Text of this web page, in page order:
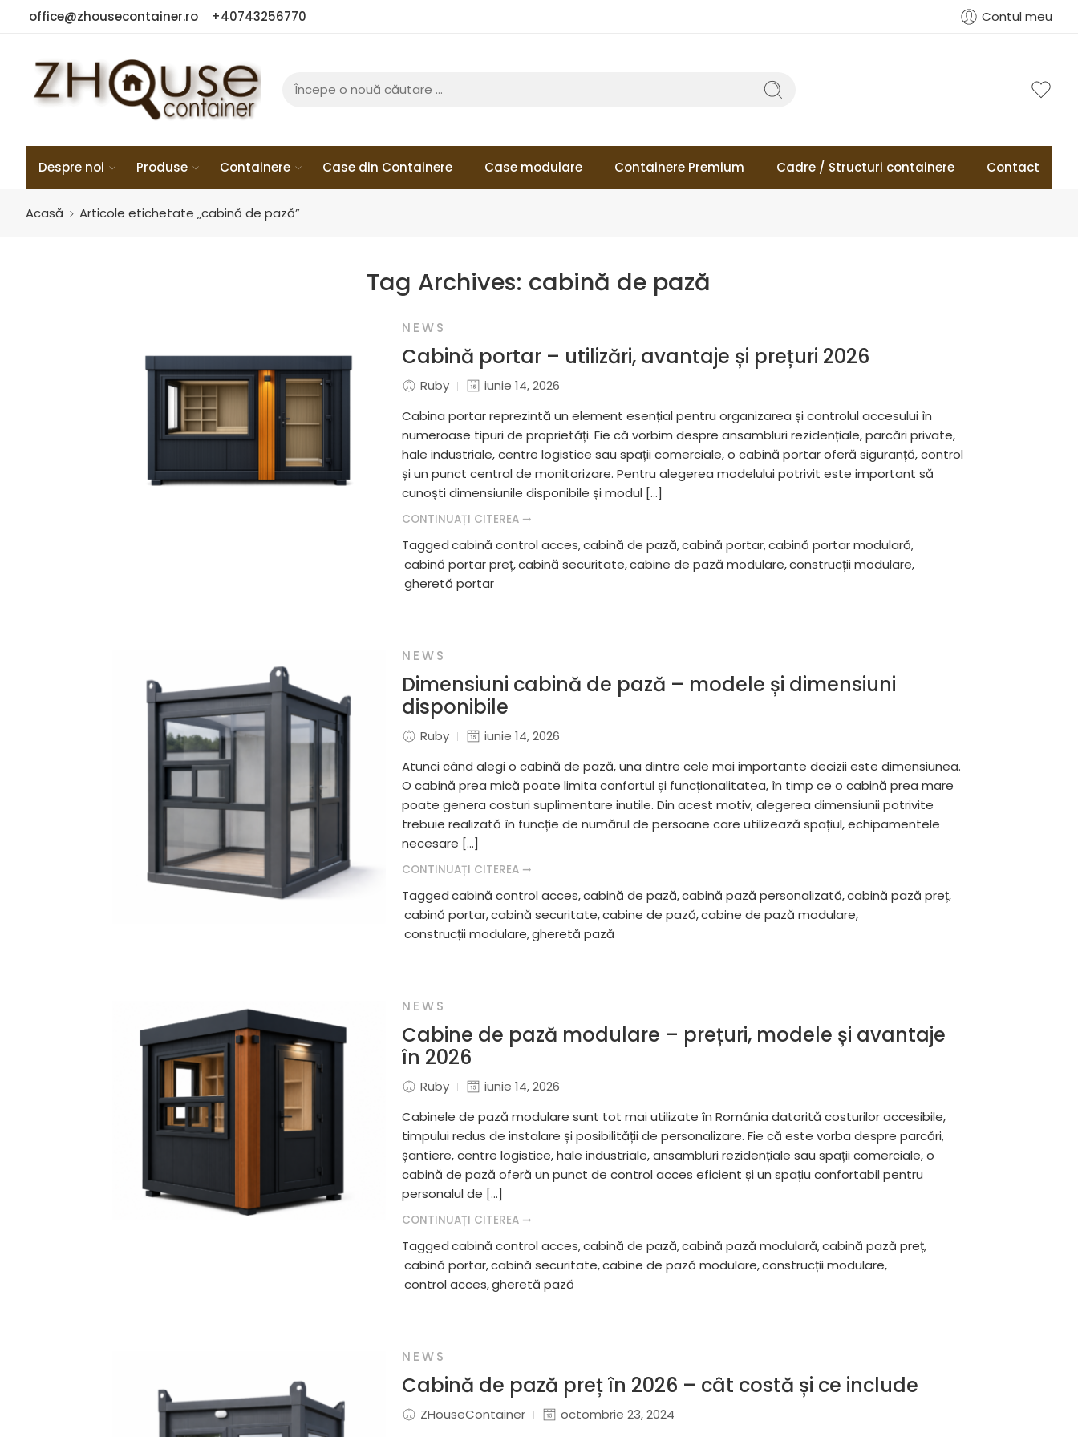
office@zhousecontainer.ro +40743256770 Contul meu
Despre noi Produse Containere Case din Containere Case modulare Containere Premium Cadre / Structuri containere Contact
Acasă Articole etichetate „cabină de pază”
Tag Archives: cabină de pază
NEWS
Cabină portar – utilizări, avantaje și prețuri 2026
Ruby
iunie 14, 2026
Cabina portar reprezintă un element esențial pentru organizarea și controlul accesului în
numeroase tipuri de proprietăți. Fie că vorbim despre ansambluri rezidențiale, parcări private,
hale industriale, centre logistice sau spații comerciale, o cabină portar oferă siguranță, control
și un punct central de monitorizare. Pentru alegerea modelului potrivit este important să
cunoști dimensiunile disponibile și modul […]
CONTINUAȚI CITEREA ➞
Tagged cabină control acces,cabină de pază,cabină portar,cabină portar modulară,
cabină portar preț,cabină securitate,cabine de pază modulare,construcții modulare,
gheretă portar
NEWS
Dimensiuni cabină de pază – modele și dimensiuni
disponibile
Ruby
iunie 14, 2026
Atunci când alegi o cabină de pază, una dintre cele mai importante decizii este dimensiunea.
O cabină prea mică poate limita confortul și funcționalitatea, în timp ce o cabină prea mare
poate genera costuri suplimentare inutile. Din acest motiv, alegerea dimensiunii potrivite
trebuie realizată în funcție de numărul de persoane care utilizează spațiul, echipamentele
necesare […]
CONTINUAȚI CITEREA ➞
Tagged cabină control acces,cabină de pază,cabină pază personalizată,cabină pază preț,
cabină portar,cabină securitate,cabine de pază,cabine de pază modulare,
construcții modulare,gheretă pază
NEWS
Cabine de pază modulare – prețuri, modele și avantaje
în 2026
Ruby
iunie 14, 2026
Cabinele de pază modulare sunt tot mai utilizate în România datorită costurilor accesibile,
timpului redus de instalare și posibilității de personalizare. Fie că este vorba despre parcări,
șantiere, centre logistice, hale industriale, ansambluri rezidențiale sau spații comerciale, o
cabină de pază oferă un punct de control acces eficient și un spațiu confortabil pentru
personalul de […]
CONTINUAȚI CITEREA ➞
Tagged cabină control acces,cabină de pază,cabină pază modulară,cabină pază preț,
cabină portar,cabină securitate,cabine de pază modulare,construcții modulare,
control acces,gheretă pază
NEWS
Cabină de pază preț în 2026 – cât costă și ce include
ZHouseContainer
octombrie 23, 2024